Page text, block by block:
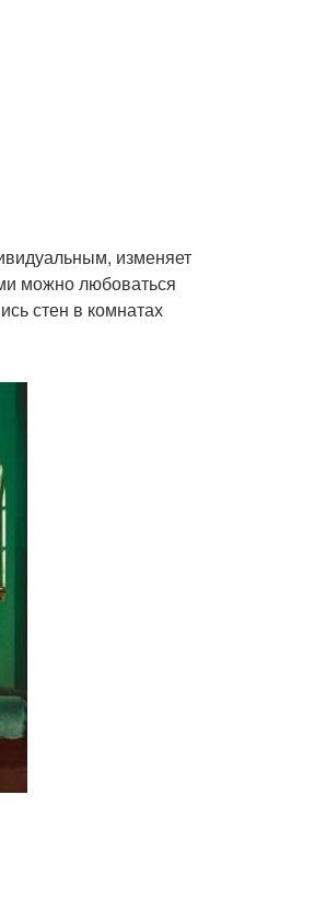
изменяет
можно любоваться
стен в комнатах